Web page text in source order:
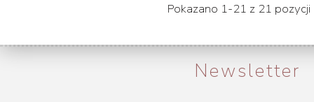
Pokazano 1-21 z 21 pozycji
Newsletter